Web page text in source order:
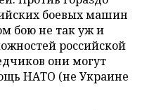
боевых машин
бою не так уж и
российской
они могут
НАТО (не Украине